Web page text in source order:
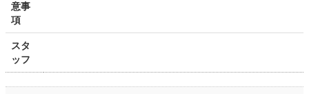
意事
項
スタ
ッフ